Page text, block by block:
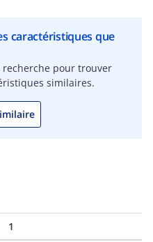
caractéristiques que
pour trouver
similaires.
1